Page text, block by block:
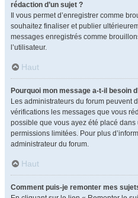
rédaction d’un sujet ?
Il vous permet d’enregistrer comme
souhaitez finaliser et publier
messages enregistrés comme
l’utilisateur.
Haut
Pourquoi mon message a-t-il besoin
Les administrateurs du forum peuvent
vérifications les messages que vous
possible que vous ayez été placé dans
permissions limitées. Pour plus
administrateur du forum.
Haut
Comment puis-je remonter mes